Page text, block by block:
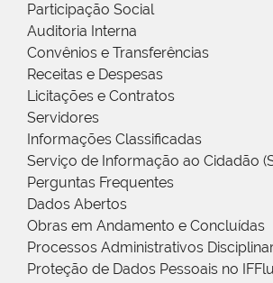
Participação Social
Auditoria Interna
Convênios e Transferências
Receitas e Despesas
Licitações e Contratos
Servidores
Informações Classificadas
Serviço de Informação ao Cidadão
Perguntas Frequentes
Dados Abertos
Obras em Andamento e Concluídas
Processos Administrativos
Proteção de Dados Pessoais no